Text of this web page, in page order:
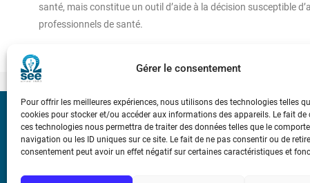
Gérer le consentement
Pour offrir les meilleures expériences, nous utilisons des technologies telles
cookies pour stocker et/ou accéder aux informations des appareils. Le fait de
ces technologies nous permettra de traiter des données telles que le
navigation ou les ID uniques sur ce site. Le fait de ne pas consentir ou de
consentement peut avoir un effet négatif sur certaines caractéristiques et
santé, mais constitue un outil d’aide à la décision susceptible
professionnels de santé.
Bicentenaire
Ampère
Conditions